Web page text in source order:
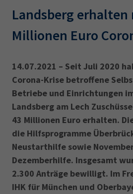
Leichte Sprache
IHK regional
Karriere
Presse
EN
IHK Akademie
Magazin
Wirtschaftsfachwirt
34f
Sachkundeprüfung
Landsberg erhalten
Millionen Euro
14.07.2021 – Seit Juli 2020
Corona-Krise betroffene
Betriebe und Einrichtungen
Landsberg am Lech
43 Millionen Euro erhalten.
die Hilfsprogramme
Neustarthilfe sowie
Dezemberhilfe. Insgesamt
2.300 Anträge bewilligt. Im
IHK für München und